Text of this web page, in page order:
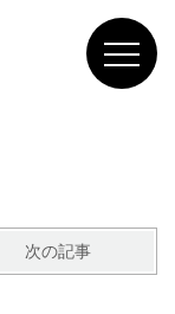
次の記事